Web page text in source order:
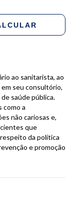
ao sanitarista, ao
seu consultório,
saúde pública.
como a
não cariosas e,
que
da política
e promoção